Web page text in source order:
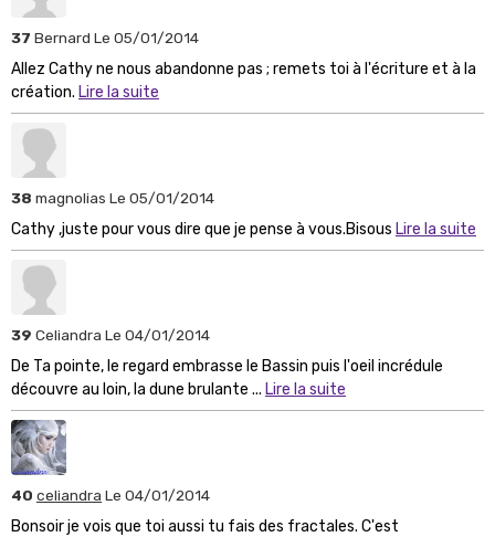
37 Bernard Le 05/01/2014
Allez Cathy ne nous abandonne pas ; remets toi à l'écriture et à la
création. Lire la suite
38 magnolias Le 05/01/2014
Cathy ,juste pour vous dire que je pense à vous.Bisous Lire la suite
39 Celiandra Le 04/01/2014
De Ta pointe, le regard embrasse le Bassin puis l'oeil incrédule
découvre au loin, la dune brulante ... Lire la suite
40 celiandra Le 04/01/2014
Bonsoir je vois que toi aussi tu fais des fractales. C'est